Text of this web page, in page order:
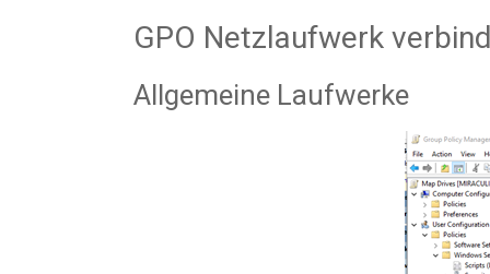
GPO Netzlaufwerk
Allgemeine Laufwerke